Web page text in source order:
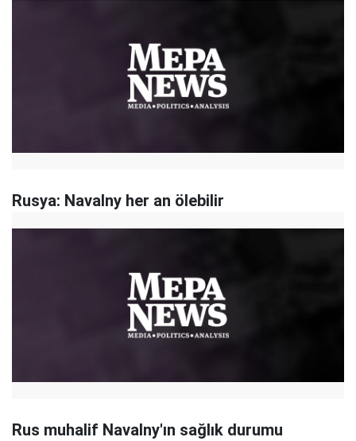
Rusya: Navalny her an ölebilir
Rus muhalif Navalny'ın sağlık durumu